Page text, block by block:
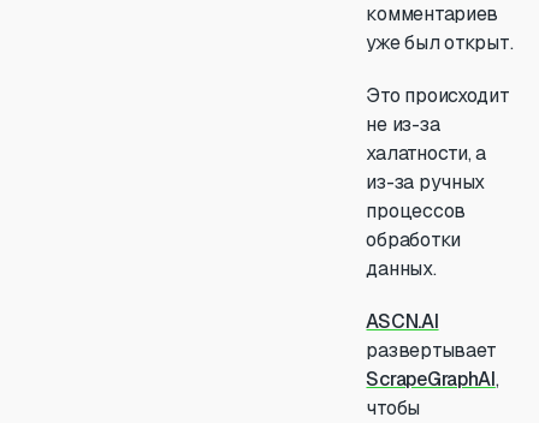
комментариев
уже был открыт.
Это происходит
не из-за
халатности, а
из-за ручных
процессов
обработки
данных.
ASCN.AI
развертывает
ScrapeGraphAI,
чтобы